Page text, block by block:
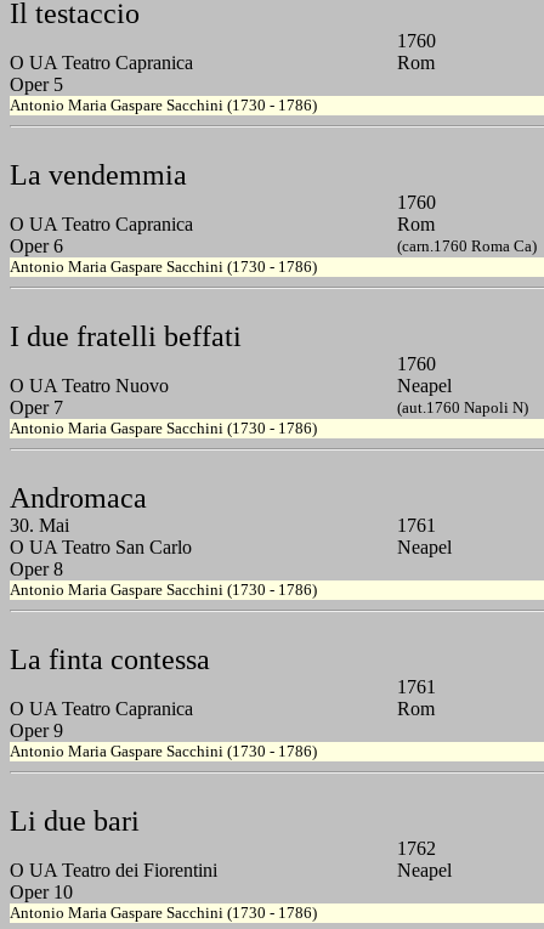
Il testaccio
1760
O UA Teatro Capranica
Rom
Oper 5
Antonio Maria Gaspare Sacchini (1730 - 1786)
La vendemmia
1760
O UA Teatro Capranica
Rom
Oper 6
(carn.1760 Roma Ca)
Antonio Maria Gaspare Sacchini (1730 - 1786)
I due fratelli beffati
1760
O UA Teatro Nuovo
Neapel
Oper 7
(aut.1760 Napoli N)
Antonio Maria Gaspare Sacchini (1730 - 1786)
Andromaca
30. Mai
1761
O UA Teatro San Carlo
Neapel
Oper 8
Antonio Maria Gaspare Sacchini (1730 - 1786)
La finta contessa
1761
O UA Teatro Capranica
Rom
Oper 9
Antonio Maria Gaspare Sacchini (1730 - 1786)
Li due bari
1762
O UA Teatro dei Fiorentini
Neapel
Oper 10
Antonio Maria Gaspare Sacchini (1730 - 1786)